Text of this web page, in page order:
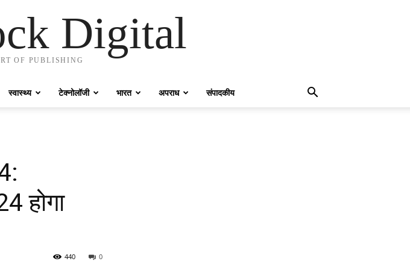
Digital
OF PUBLISHING
स्वास्थ्य टेक्नोलॉजी भारत अपराध संपादकीय
होगा
0
440